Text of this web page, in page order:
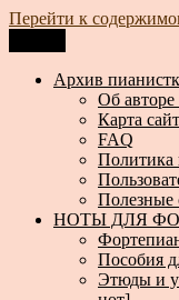
Перейти к
Архив пианистки
Всё для пианистов:
Архив
Об
Карта
FAQ
Политика
Полезные
НОТЫ ДЛЯ
Пособия
Этюды и